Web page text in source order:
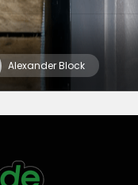
Alexander Block